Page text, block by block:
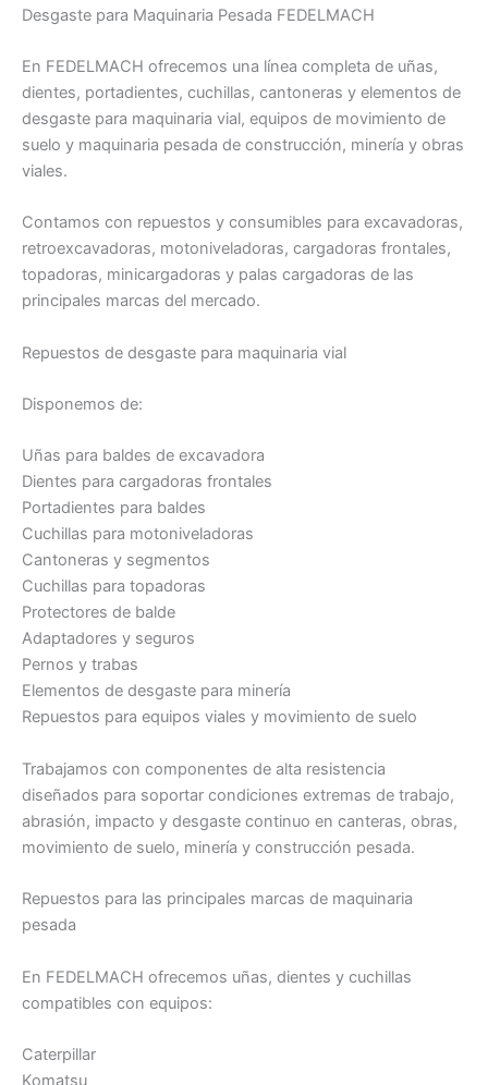
Desgaste para Maquinaria Pesada FEDELMACH
En FEDELMACH ofrecemos una línea completa de uñas,
dientes, portadientes, cuchillas, cantoneras y elementos de
desgaste para maquinaria vial, equipos de movimiento de
suelo y maquinaria pesada de construcción, minería y obras
viales.
Contamos con repuestos y consumibles para excavadoras,
retroexcavadoras, motoniveladoras, cargadoras frontales,
topadoras, minicargadoras y palas cargadoras de las
principales marcas del mercado.
Repuestos de desgaste para maquinaria vial
Disponemos de:
Uñas para baldes de excavadora
Dientes para cargadoras frontales
Portadientes para baldes
Cuchillas para motoniveladoras
Cantoneras y segmentos
Cuchillas para topadoras
Protectores de balde
Adaptadores y seguros
Pernos y trabas
Elementos de desgaste para minería
Repuestos para equipos viales y movimiento de suelo
Trabajamos con componentes de alta resistencia
diseñados para soportar condiciones extremas de trabajo,
abrasión, impacto y desgaste continuo en canteras, obras,
movimiento de suelo, minería y construcción pesada.
Repuestos para las principales marcas de maquinaria
pesada
En FEDELMACH ofrecemos uñas, dientes y cuchillas
compatibles con equipos:
Caterpillar
Komatsu